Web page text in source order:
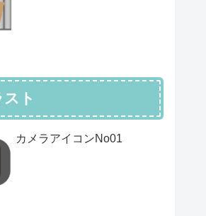
ト
カメラアイコンNo01